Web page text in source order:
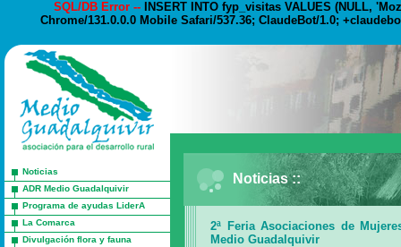
SQL/DB Error --
INSERT INTO fyp_visitas VALUES (NULL,
Chrome/131.0.0.0 Mobile Safari/537.36; ClaudeBot/1.0;
Noticias
ADR Medio Guadalquivir
Programa de ayudas LiderA
La Comarca
Divulgación flora y fauna
Noticias ::
2ª Feria Asociaciones de
Medio Guadalquivir